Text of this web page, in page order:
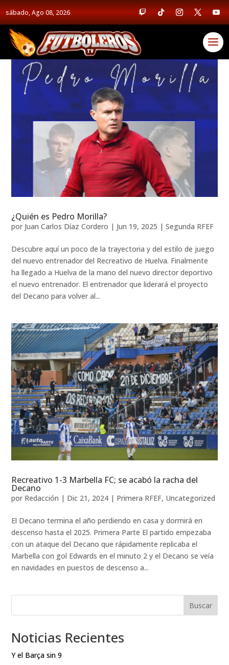
sábado, Ago 08, 2026
¿Quién es Pedro Morilla?
por Juan Carlos Díaz Cordero | Jun 19, 2025 |Segunda RFEF
Descubre aquí un poco de la trayectoria y del estilo de juego
del nuevo entrenador del Recreativo de Huelva. Finalmente
ha llegado a Huelva de la mano del nuevo director deportivo
el nuevo entrenador. El entrenador que liderará el proyecto
del Decano para volver al...
Recreativo 1-3 Marbella FC; se acabó la racha del
Decano
por Redacción | Dic 21, 2024 | Primera RFEF, Uncategorized
El Decano termina el año perdiendo en casa y dormirá en
descenso hasta el 2025. Primera Parte El partido empezaba
con un ataque del Decano que rápidamente replicaba el
Marbella con gol Edwards en el minuto 2 y el Decano se veía
en navidades en puestos de descenso a...
Buscar
Noticias Recientes
Y el Barça sin 9